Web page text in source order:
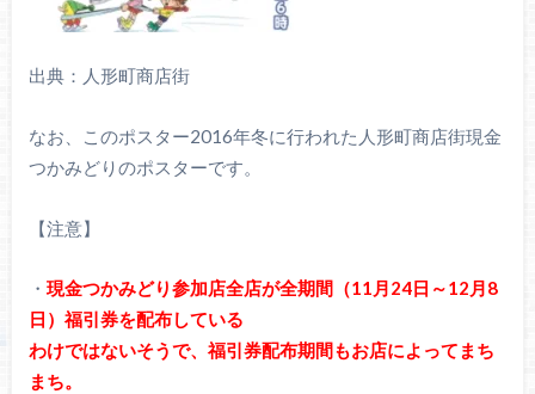
出典：人形町商店街
なお、このポスター2016年冬に行われた人形町商店街現金
つかみどりのポスターです。
【注意】
・ 現金つかみどり参加店全店が全期間（11月24日～12月8
日）福引券を配布している
わけではないそうで、福引券配布期間もお店によってまち
まち。